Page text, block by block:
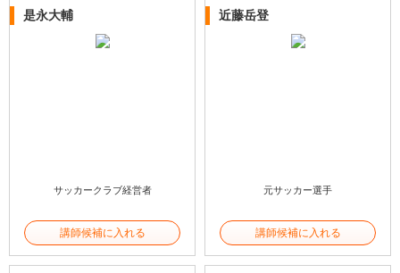
是永大輔
サッカークラブ経営者
講師候補に入れる
近藤岳登
元サッカー選手
講師候補に入れる